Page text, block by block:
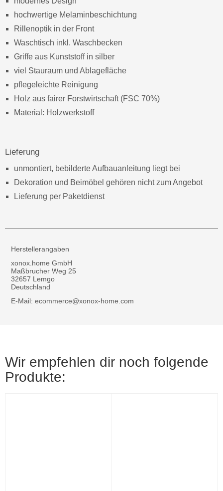
hochwertige Melaminbeschichtung
Rillenoptik in der Front
Waschtisch inkl. Waschbecken
Griffe aus Kunststoff in silber
viel Stauraum und Ablagefläche
pflegeleichte Reinigung
Holz aus fairer Forstwirtschaft (FSC 70%)
Material: Holzwerkstoff
Lieferung
unmontiert, bebilderte Aufbauanleitung liegt bei
Dekoration und Beimöbel gehören nicht zum Angebot
Lieferung per Paketdienst
Herstellerangaben
xonox.home GmbH
Maßbrucher Weg 25
32657 Lemgo
Deutschland
E-Mail: ecommerce@xonox-home.com
Wir empfehlen dir noch folgende
Produkte: